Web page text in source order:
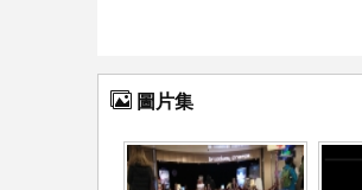
圖片集